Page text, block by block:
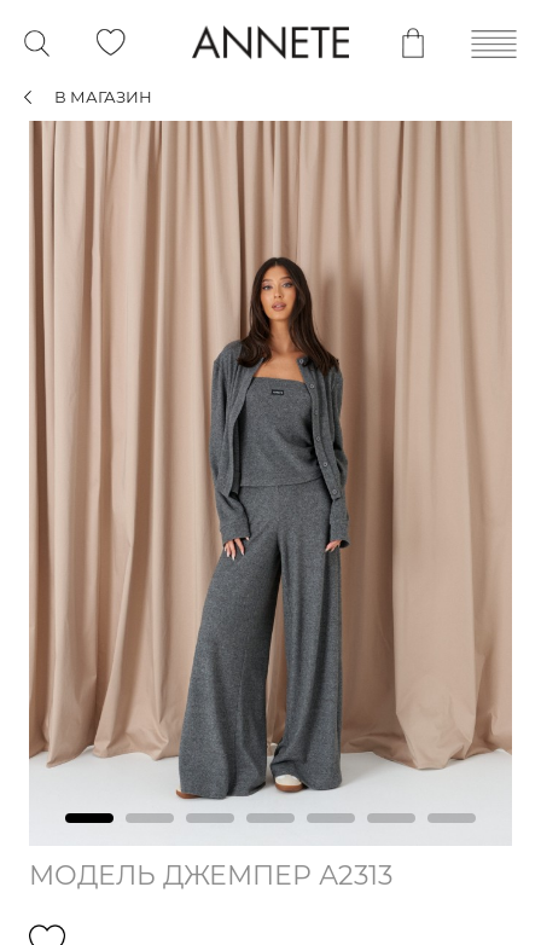
В МАГАЗИН
МОДЕЛЬ ДЖЕМПЕР А2313